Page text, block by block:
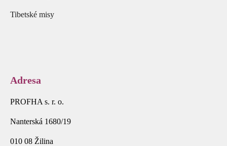
Tibetské misy
Adresa
PROFHA s. r. o.
Nanterská 1680/19
010 08 Žilina